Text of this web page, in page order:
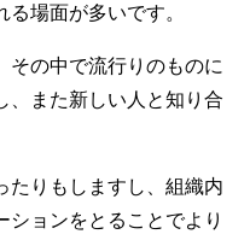
場面が多いです。
その中で流行りのものに
、また新しい人と知り合
たりもしますし、組織内
ションをとることでより